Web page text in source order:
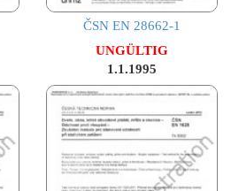
ČSN EN 28662-1
UNGÜLTIG
1.1.1995